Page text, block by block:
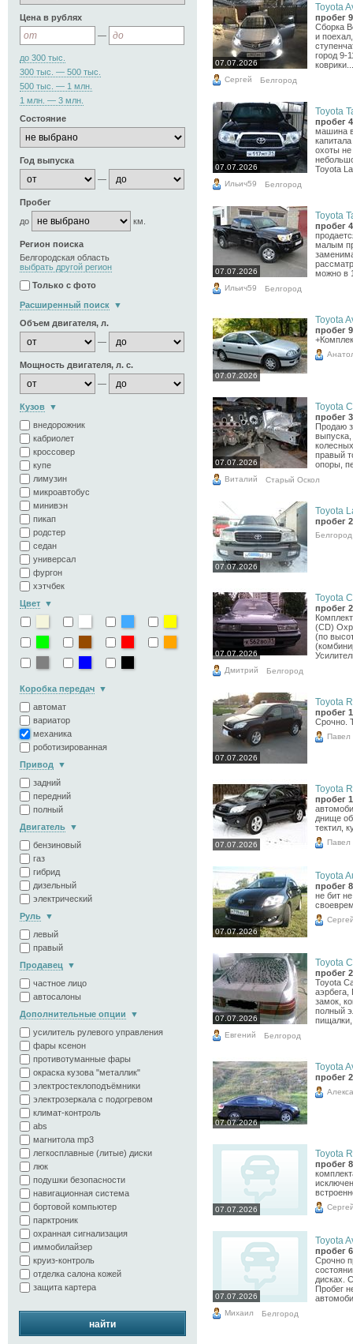
Цена в рублях
—
до 300 тыс.
300 тыс. — 500 тыс.
500 тыс. — 1 млн.
1 млн. — 3 млн.
Состояние
Год выпуска
—
Пробег
до
км.
Регион поиска
Белгородская область
выбрать другой регион
Только с фото
Расширенный поиск
Объем двигателя, л.
—
Мощность двигателя, л. с.
—
Кузов
внедорожник
кабриолет
кроссовер
купе
лимузин
микроавтобус
минивэн
пикап
родстер
седан
универсал
фургон
хэтчбек
Цвет
Коробка передач
автомат
вариатор
механика
роботизированная
Привод
задний
передний
полный
Двигатель
бензиновый
газ
гибрид
дизельный
электрический
Руль
левый
правый
Продавец
частное лицо
автосалоны
Дополнительные опции
усилитель рулевого управления
фары ксенон
противотуманные фары
окраска кузова "металлик"
электростеклоподъёмники
электрозеркала с подогревом
климат-контроль
abs
магнитола mp3
легкосплавные (литые) диски
люк
подушки безопасности
навигационная система
бортовой компьютер
парктроник
охранная сигнализация
иммобилайзер
круиз-контроль
отделка салона кожей
защита картера
найти
07.07.2026
Toyota
пробег
Сборка
и
город 9-
коврики...
Сергей Белгород
07.07.2026
Toyota
пробег
машина
охоты
Toyota
Ильич59 Белгород
07.07.2026
Toyota
пробег
малым
можно в
Ильич59 Белгород
07.07.2026
Toyota
пробег
07.07.2026
Toyota
пробег
Продаю
выпуска,
правый
опоры,
Виталий Старый Оскол
07.07.2026
Toyota
пробег
Белгород
07.07.2026
Toyota
пробег
(CD)
(по
Дмитрий Белгород
07.07.2026
Toyota
пробег
Срочно.
Павел
07.07.2026
Toyota
пробег
днище
тектил,
Павел
07.07.2026
Toyota
пробег
не бит
07.07.2026
Toyota
пробег
Toyota
аэрбега,
замок,
полный
Евгений Белгород
07.07.2026
Toyota
пробег
07.07.2026
Toyota
пробег
07.07.2026
Toyota
пробег
Срочно
дисках.
Пробег
Михаил Белгород